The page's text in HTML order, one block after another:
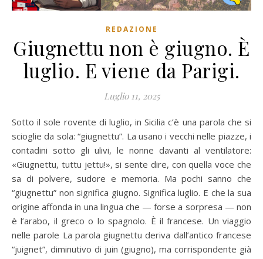
REDAZIONE
Giugnettu non è giugno. È
luglio. E viene da Parigi.
Luglio 11, 2025
Sotto il sole rovente di luglio, in Sicilia c’è una parola che si
scioglie da sola: “giugnettu”. La usano i vecchi nelle piazze, i
contadini sotto gli ulivi, le nonne davanti al ventilatore:
«Giugnettu, tuttu jettu!», si sente dire, con quella voce che
sa di polvere, sudore e memoria. Ma pochi sanno che
“giugnettu” non significa giugno. Significa luglio. E che la sua
origine affonda in una lingua che — forse a sorpresa — non
è l’arabo, il greco o lo spagnolo. È il francese. Un viaggio
nelle parole La parola giugnettu deriva dall’antico francese
“juignet”, diminutivo di juin (giugno), ma corrispondente già